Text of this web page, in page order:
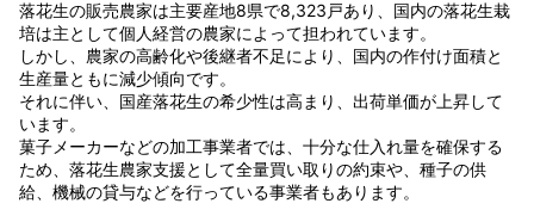
落花生の販売農家は主要産地8県で8,323戸あり、国内の落花生栽
培は主として個人経営の農家によって担われています。
しかし、農家の高齢化や後継者不足により、国内の作付け面積と
生産量ともに減少傾向です。
それに伴い、国産落花生の希少性は高まり、出荷単価が上昇して
います。
菓子メーカーなどの加工事業者では、十分な仕入れ量を確保する
ため、落花生農家支援として全量買い取りの約束や、種子の供
給、機械の貸与などを行っている事業者もあります。